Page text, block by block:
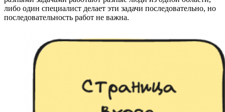
либо один специалист делает эти задачи последовательно, но
последовательность работ не важна.